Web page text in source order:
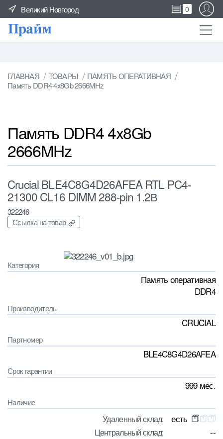
Великий Новгород 0
ГЛАВНАЯ ТОВАРЫ
ПАМЯТЬ ОПЕРАТИВНАЯ
Память DDR4 4x8Gb 2666MHz
Память DDR4 4x8Gb
2666MHz
Crucial BLE4C8G4D26AFEA RTL PC4-
21300 CL16 DIMM 288-pin 1.2В
322246
Ссылка на товар
Категория
Память оперативная
DDR4
Производитель
CRUCIAL
Партномер
BLE4C8G4D26AFEA
Срок гарантии
999 мес.
Наличие
Удаленный склад: есть
Центральный склад: --